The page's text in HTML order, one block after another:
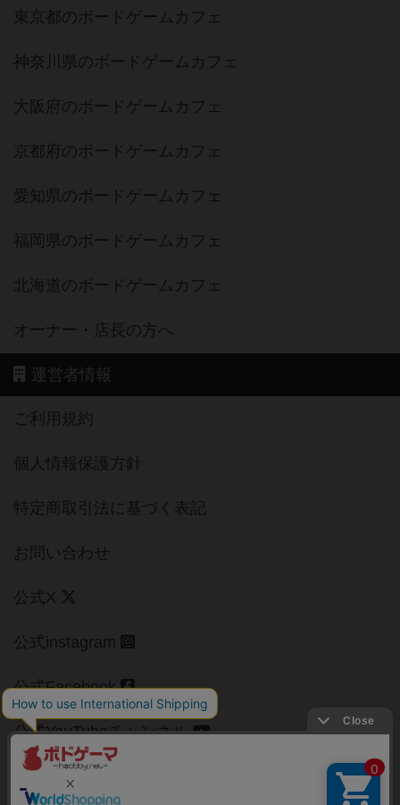
東京都のボードゲームカフェ
神奈川県のボードゲームカフェ
大阪府のボードゲームカフェ
京都府のボードゲームカフェ
愛知県のボードゲームカフェ
福岡県のボードゲームカフェ
北海道のボードゲームカフェ
オーナー・店長の方へ
運営者情報
ご利用規約
個人情報保護方針
特定商取引法に基づく表記
お問い合わせ
公式X
公式instagram
公式Facebook
公式YouTubeチャンネル